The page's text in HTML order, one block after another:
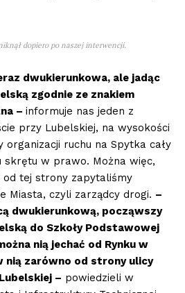
dopiero po naszej interwencji.
dwukierunkowa, ale jadąc
zgodnie ze znakiem
– informuje nas jeden z
przy Lubelskiej, na wysokości
organizacji ruchu na Spytka cały
skrętu w prawo. Można więc,
od tej strony zapytaliśmy
Miasta, czyli zarządcy drogi. –
dwukierunkową, począwszy
do Szkoły Podstawowej
nią jechać od Rynku w
nią zarówno od strony ulicy
– powiedzieli w